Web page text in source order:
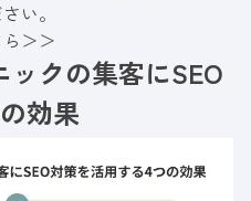
い。
＞＞
クの集客にSEO
効果